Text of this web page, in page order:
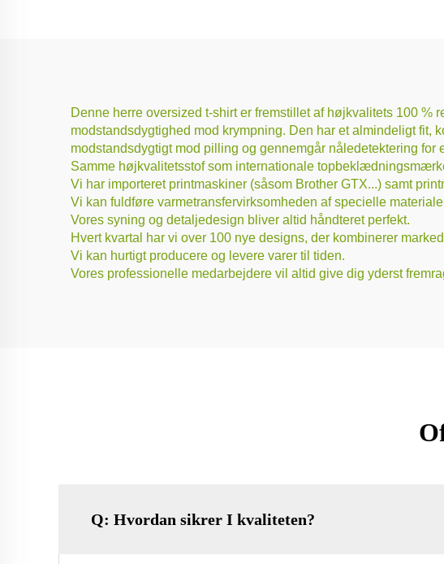
Denne herre oversized t-shirt er fremstillet af højkvalitets 100
modstandsdygtighed mod krympning. Den har et almindeligt fit,
modstandsdygtigt mod pilling og gennemgår nåledetektering for
Samme højkvalitetsstof som internationale
Vi har importeret printmaskiner (såsom Brother GTX...) samt
Vi kan fuldføre varmetransfervirksomheden af specielle
Vores syning og detaljedesign bliver altid håndteret perfekt.
Hvert kvartal har vi over 100 nye designs, der kombinerer
Vi kan hurtigt producere og levere varer til tiden.
Vores professionelle medarbejdere vil altid give dig yderst
Q: Hvordan sikrer I kvaliteten?